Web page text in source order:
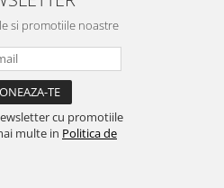
si promotiile noastre
cu promotiile
multe in Politica de